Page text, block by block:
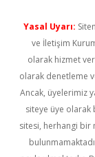
Yasal Uyarı:
ve İletişim
olarak hizmet
olarak denetleme
Ancak, üyelerimiz
siteye üye olarak
sitesi, herhangi bir